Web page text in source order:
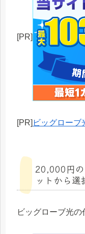
[PR]
[PR] ビッグローブ
20,000円
ットから選
ビッグローブ光